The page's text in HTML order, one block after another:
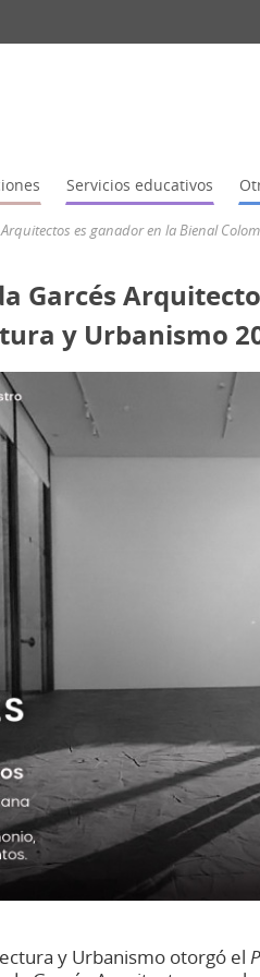
Servicios educativos
es ganador en la Bienal
Garcés
y Urbanismo
y Urbanismo otorgó el